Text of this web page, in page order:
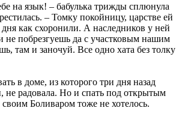
на язык! – бабулька трижды сплюнула
– Томку покойницу, царстве ей
дня как схоронили. А наследников у ней
не побрезгуешь да с участковым нашим
там и заночуй. Все одно хата без толку
в доме, из которого три дня назад
не радовала. Но и спать под открытым
Боливаром тоже не хотелось.